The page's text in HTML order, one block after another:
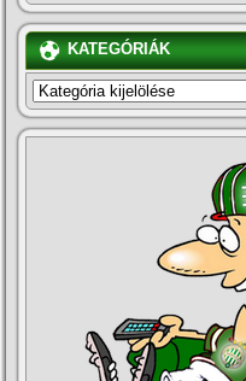
KATEGÓRIÁK
KATEGÓRIÁK